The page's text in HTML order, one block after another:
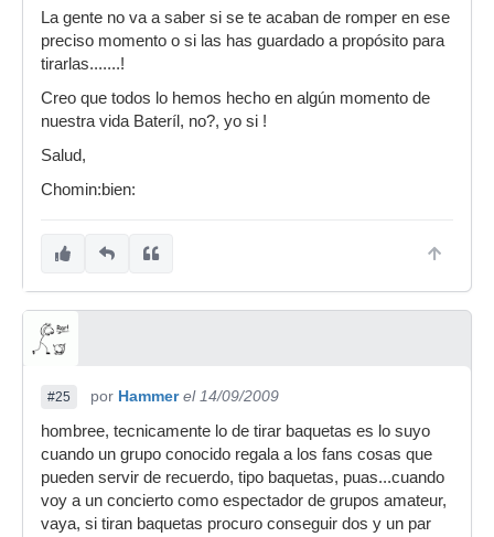
La gente no va a saber si se te acaban de romper en ese
preciso momento o si las has guardado a propósito para
tirarlas.......!
Creo que todos lo hemos hecho en algún momento de
nuestra vida Bateríl, no?, yo si !
Salud,
Chomin:bien:
#25 por Hammer el 14/09/2009
hombree, tecnicamente lo de tirar baquetas es lo suyo
cuando un grupo conocido regala a los fans cosas que
pueden servir de recuerdo, tipo baquetas, puas...cuando
voy a un concierto como espectador de grupos amateur,
vaya, si tiran baquetas procuro conseguir dos y un par